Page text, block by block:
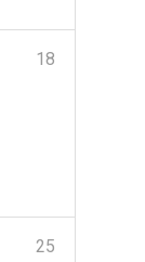
18
25